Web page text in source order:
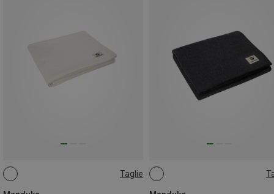
Taglie
ONE SIZE ONE SIZE